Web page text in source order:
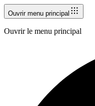
Ouvrir menu principal
Ouvrir le menu principal